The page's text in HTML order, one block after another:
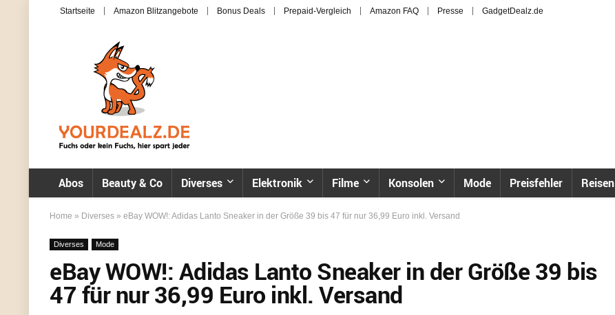
Startseite Amazon Blitzangebote Bonus Deals Prepaid-Vergleich Amazon FAQ Presse GadgetDealz.de
Abos Beauty & Co Diverses Elektronik Filme Konsolen Mode Preisfehler Reisen
Home » Diverses » eBay WOW!: Adidas Lanto Sneaker in der Größe 39 bis 47 für nur 36,99 Euro inkl. Versand
Diverses Mode
eBay WOW!: Adidas Lanto Sneaker in der Größe 39 bis
47 für nur 36,99 Euro inkl. Versand